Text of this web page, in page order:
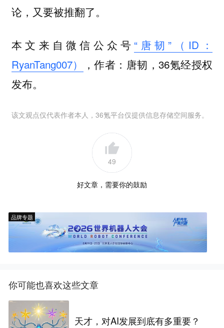
论，又要被推翻了。
本文来自微信公众号 “唐韧”（ID：
RyanTang007）
，作者：唐韧，36氪经授权
发布。
该文观点仅代表作者本人，36氪平台仅提供信息存储空间服务。
49
好文章，需要你的鼓励
品牌专题
你可能也喜欢这些文章
天才，对AI发展到底有多重要？